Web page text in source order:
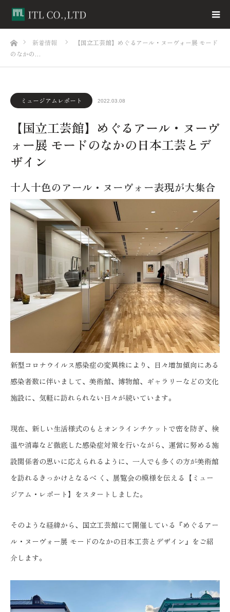
ホーム新着情報
【国立工芸館】めぐるアール・ヌーヴォー展 モード
のなかの…
ミュージアムレポート 2022.03.08
【国立工芸館】めぐるアール・ヌーヴ
ォー展 モードのなかの日本工芸とデ
ザイン
十人十色のアール・ヌーヴォー表現が大集合
新型コロナウイルス感染症の変異株により、日々増加傾向にある
感染者数に伴いまして、美術館、博物館、ギャラリーなどの文化
施設に、気軽に訪れられない日々が続いています。
現在、新しい生活様式のもとオンラインチケットで密を防ぎ、検
温や消毒など徹底した感染症対策を行いながら、運営に努める施
設関係者の思いに応えられるように、一人でも多くの方が美術館
を訪れるきっかけとなるべ く、展覧会の模様を伝える【ミュー
ジアム・レポート】をスタートしました。
そのような経緯から、国立工芸館にて開催している『めぐるアー
ル・ヌーヴォー展 モードのなかの日本工芸とデザイン』をご紹
介します。